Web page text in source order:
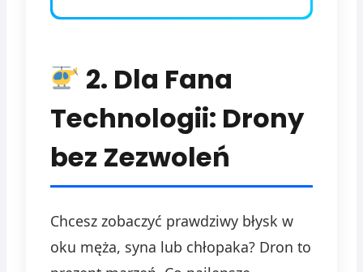
2. Dla Fana
Technologii: Drony
bez Zezwoleń
Chcesz zobaczyć prawdziwy błysk w
oku męża, syna lub chłopaka? Dron to